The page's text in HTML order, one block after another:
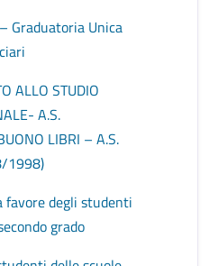
Graduatoria Unica
ALLO STUDIO
A.S.
LIBRI – A.S.
1998)
favore degli studenti
grado